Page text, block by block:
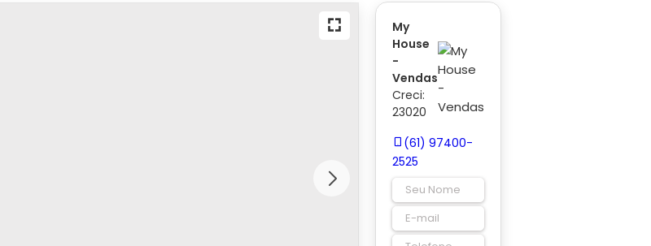
My
House
-
Vendas
Creci:
23020
(61) 97400-
2525